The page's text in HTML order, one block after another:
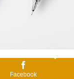
Facebook